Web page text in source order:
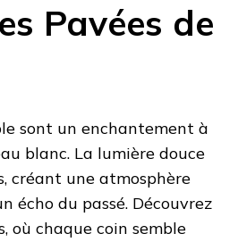
Pavées de
sont un enchantement à
blanc. La lumière douce
créant une atmosphère
écho du passé. Découvrez
où chaque coin semble